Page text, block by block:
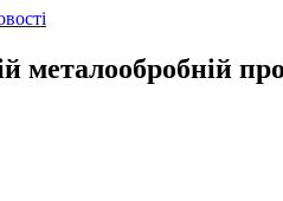
металообробній